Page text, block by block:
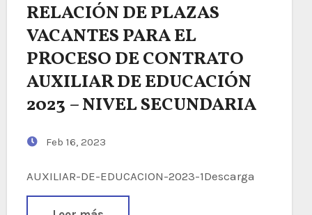
RELACIÓN DE PLAZAS
VACANTES PARA EL
PROCESO DE CONTRATO
AUXILIAR DE EDUCACIÓN
2023 – NIVEL SECUNDARIA
Feb 16, 2023
AUXILIAR-DE-EDUCACION-2023-1Descarga